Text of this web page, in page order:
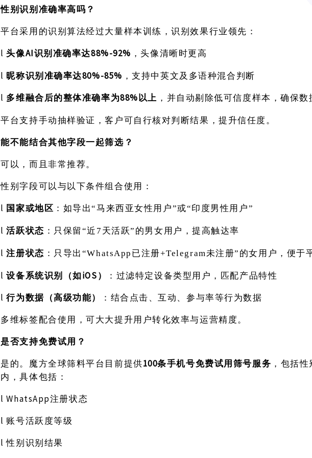
性别识别准确率高吗？
平台采用的识别算法经过大量样本训练，识别效果行业领先：
l头像AI识别准确率达88%-92% ，头像清晰时更高
l 昵称识别准确率达80%-85% ，支持中英文及多语种混合判断
l 多维融合后的整体准确率为88%以上 ，并自动剔除低可信度样本，确保数
平台支持手动抽样验证，客户可自行核对判断结果，提升信任度。
能不能结合其他字段一起筛选？
可以，而且非常推荐。
性别字段可以与以下条件组合使用：
l 国家或地区 ：如导出“马来西亚女性用户”或“印度男性用户”
l活跃状态 ：只保留 “近7天活跃”的男女用户，提高触达率
l注册状态 ：只导出 “WhatsApp已注册+Telegram未注册”的女用户，便于
l设备系统识别（如 iOS）
：过滤特定设备类型用户，匹配产品特性
l行为数据（高级功能）
：结合点击、互动、参与率等行为数据
多维标签配合使用，可大大提升用户转化效率与运营精度。
是否支持免费试用？
是的。魔方全球筛料平台目前提供100条手机号免费试用筛号服务 ，包括
内，具体包括：
lWhatsApp注册状态
l 账号活跃度等级
l性别识别结果